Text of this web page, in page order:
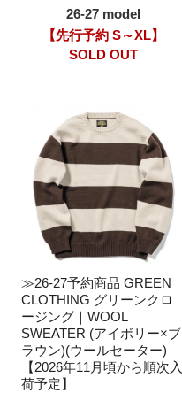
26-27 model
【先行予約 S～XL】
SOLD OUT
≫26-27予約商品 GREEN
CLOTHING グリーンクロ
ージング｜WOOL
SWEATER (アイボリー×ブ
ラウン)(ウールセーター)
【2026年11月頃から順次入
荷予定】